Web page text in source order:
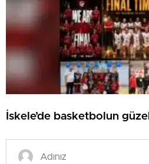
İskele’de basketbolun